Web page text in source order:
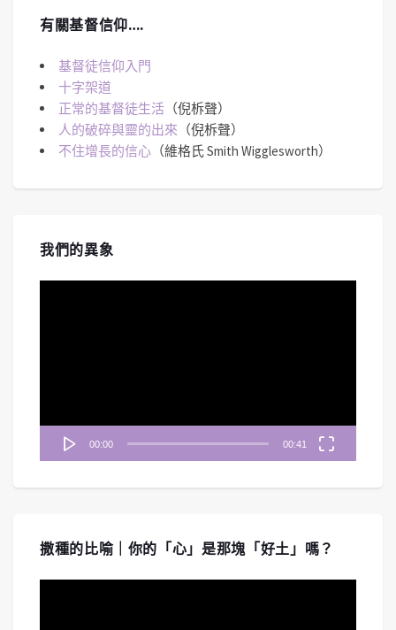
有關基督信仰….
基督徒信仰入門
十字架道
正常的基督徒生活 （倪柝聲）
人的破碎與靈的出來 （倪柝聲）
不住增長的信心 （維格氏 Smith Wigglesworth）
我們的異象
00:00 00:41
撒種的比喻｜你的「心」是那塊「好土」嗎？